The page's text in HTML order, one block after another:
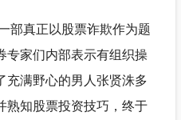
部真正以股票诈欺作为题
专家们内部表示有组织操
充满野心的男人张贤洙多
熟知股票投资技巧，终于